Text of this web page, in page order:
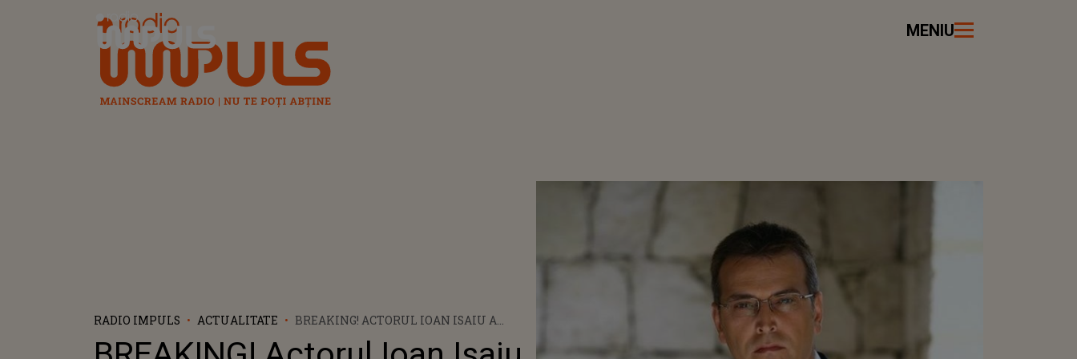
Radio Impuls MENIU
RADIO IMPULS ACTUALITATE
BREAKING! ACTORUL IOAN ISAIU A